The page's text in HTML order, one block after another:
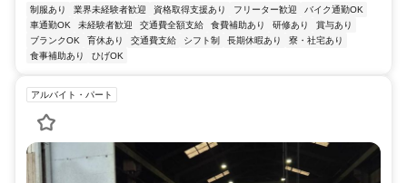
制服あり 業界未経験者歓迎 資格取得支援あり フリーター歓迎
バイク通勤OK
車通勤OK
未経験者歓迎 交通費全額支給 食費補助あり 研修あり
賞与あり
ブランクOK
育休あり 交通費支給 シフト制 長期休暇あり
寮・社宅あり
食事補助あり
ひげOK
アルバイト・パート